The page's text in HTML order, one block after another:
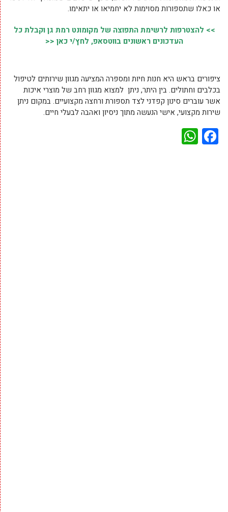
או כאלו שתספורות מסוימות לא יחמיאו או יתאימו.
>> להצטרפות לרשימת התפוצה של מקומונט רמת גן וקבלת כל
העדכונים ראשונים בווטסאפ, לחץ/י כאן <<
ציפורים בראש היא חנות חיות ומספרה המציעה מגוון שירותים לטיפול
בכלבים וחתולים. בין היתר, ניתן למצוא מגוון רחב של מוצרי איכות
אשר עוברים סינון קפדני לצד תספורת ורחצה מקצועיים. במקום ניתן
שירות מקצועי, אישי הנעשה מתוך ניסיון ואהבה לבעלי חיים.
Facebook